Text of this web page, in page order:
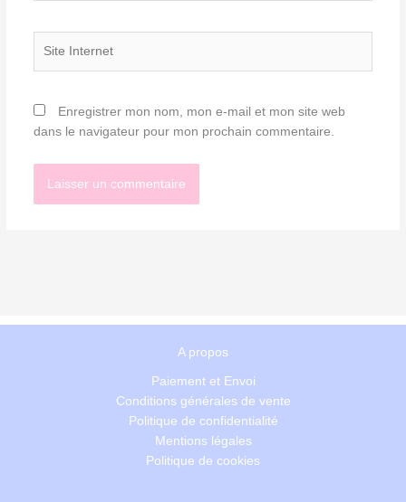
Enregistrer mon nom, mon e-mail et mon site web
dans le navigateur pour mon prochain commentaire.
A propos
Paiement et Envoi
Conditions générales de vente
Politique de confidentialité
Mentions légales
Politique de cookies